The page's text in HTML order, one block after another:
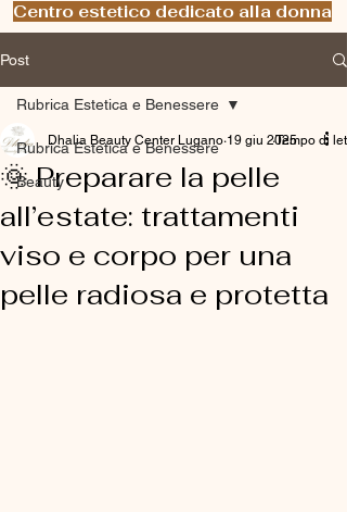
Centro estetico dedicato alla donna
Post
Rubrica Estetica e Benessere
Beauty
Rubrica Estetica e Benessere
🌞 Preparare la pelle
all’estate: trattamenti
viso e corpo per una
pelle radiosa e protetta
Dhalia Beauty Center Lugano 19 giu 2025Tempo di